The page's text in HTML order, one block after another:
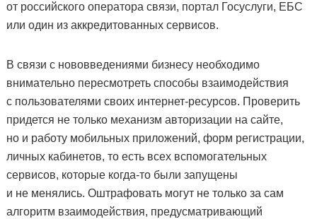
от российского оператора связи, портал Госуслуги, ЕБС
или один из аккредитованных сервисов.
В связи с нововведениями бизнесу необходимо
внимательно пересмотреть способы взаимодействия
с пользователями своих интернет-ресурсов. Проверить
придется не только механизм авторизации на сайте,
но и работу мобильных приложений, форм регистрации,
личных кабинетов, то есть всех вспомогательных
сервисов, которые когда-то были запущены
и не менялись. Оштрафовать могут не только за сам
алгоритм взаимодействия, предусматривающий